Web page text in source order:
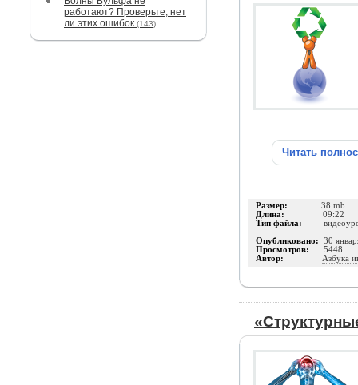
работают? Проверьте, нет
ли этих ошибок (143)
Читать
Размер: 38 mb
Длина: 09:22
Тип файла:
Опубликовано: 30
Просмотров: 5448
Автор: Азбука